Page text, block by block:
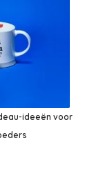
ideeën voor